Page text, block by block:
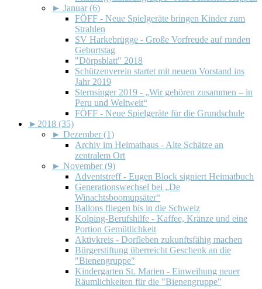
► Januar (6)
FÖFF - Neue Spielgeräte bringen Kinder zum
Strahlen
SV Harkebrügge - Große Vorfreude auf runden
Geburtstag
"Dörpsblatt" 2018
Schützenverein startet mit neuem Vorstand ins
Jahr 2019
Sternsinger 2019 - „Wir gehören zusammen – in
Peru und Weltweit“
FÖFF - Neue Spielgeräte für die Grundschule
► 2018 (35)
► Dezember (1)
Archiv im Heimathaus - Alte Schätze an
zentralem Ort
► November (9)
Adventstreff - Eugen Block signiert Heimatbuch
Generationswechsel bei „De
Winachtsboomupsäter“
Ballons fliegen bis in die Schweiz
Kolping-Berufshilfe - Kaffee, Kränze und eine
Portion Gemütlichkeit
Aktivkreis - Dorfleben zukunftsfähig machen
Bürgerstiftung überreicht Geschenk an die
"Bienengruppe"
Kindergarten St. Marien - Einweihung neuer
Räumlichkeiten für die "Bienengruppe"